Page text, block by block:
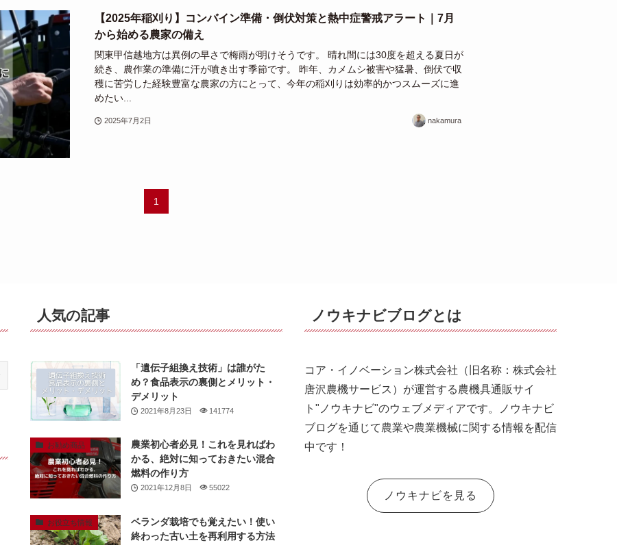
【2025年稲刈り】コンバイン準備・倒伏対策と熱中症警戒アラート｜7月
から始める農家の備え
関東甲信越地方は異例の早さで梅雨が明けそうです。 晴れ間には30度を超える夏日が
続き、農作業の準備に汗が噴き出す季節です。 昨年、カメムシ被害や猛暑、倒伏で収
穫に苦労した経験豊富な農家の方にとって、今年の稲刈りは効率的かつスムーズに進
めたい...
2025年7月2日 nakamura
1
人気の記事
「遺伝子組換え技術」は誰がた
め？食品表示の裏側とメリット・
デメリット
2021年8月23日 141774
お勧め商品
農業初心者必見！これを見ればわ
かる、絶対に知っておきたい混合
燃料の作り方
2021年12月8日 55022
お役立ち情報
ベランダ栽培でも覚えたい！使い
終わった古い土を再利用する方法
ノウキナビブログとは
コア・イノベーション株式会社（旧名称：株式会社
唐沢農機サービス）が運営する農機具通販サイ
ト"ノウキナビ"のウェブメディアです。ノウキナビ
ブログを通じて農業や農業機械に関する情報を配信
中です！
ノウキナビを見る